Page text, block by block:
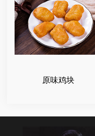
原味鸡块